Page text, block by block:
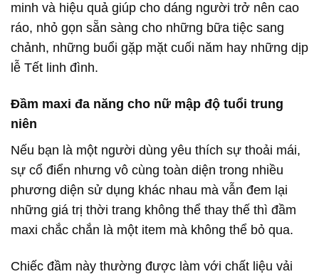
minh và hiệu quả giúp cho dáng người trở nên cao
ráo, nhỏ gọn sẵn sàng cho những bữa tiệc sang
chảnh, những buổi gặp mặt cuối năm hay những dịp
lễ Tết linh đình.
Đầm maxi đa năng cho nữ mập độ tuổi trung
niên
Nếu bạn là một người dùng yêu thích sự thoải mái,
sự cổ điển nhưng vô cùng toàn diện trong nhiều
phương diện sử dụng khác nhau mà vẫn đem lại
những giá trị thời trang không thể thay thế thì đầm
maxi chắc chắn là một item mà không thể bỏ qua.
Chiếc đầm này thường được làm với chất liệu vải